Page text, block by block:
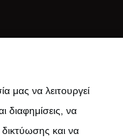
μας να λειτουργεί
διαφημίσεις, να
και να